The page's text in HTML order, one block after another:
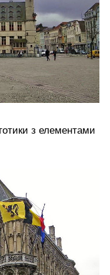
з елементами